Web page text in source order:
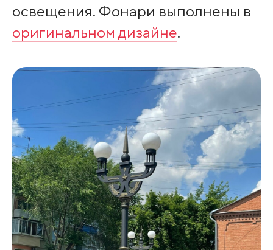
освещения. Фонари выполнены в
оригинальном дизайне.